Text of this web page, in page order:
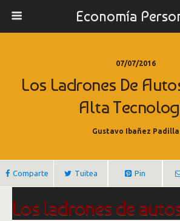
Economía
07/07/2016
Los Ladrones De
Alta
Gustavo Ibañez Padilla
Comparte Tuitea Pin
Los ladrones de